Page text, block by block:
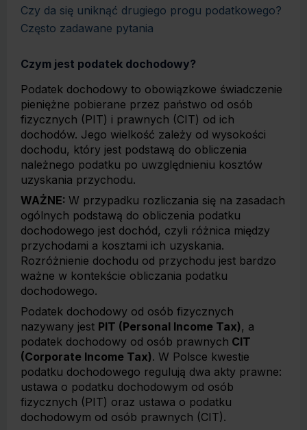
Czy da się uniknąć drugiego progu podatkowego?
Często zadawane pytania
Czym jest podatek dochodowy?
Podatek dochodowy to obowiązkowe świadczenie
pieniężne pobierane przez państwo od osób
fizycznych (PIT) i prawnych (CIT) od ich
dochodów. Jego wielkość zależy od wysokości
dochodu, który jest podstawą do obliczenia
należnego podatku po uwzględnieniu kosztów
uzyskania przychodu.
WAŻNE: W przypadku rozliczania się na zasadach
ogólnych podstawą do obliczenia podatku
dochodowego jest dochód, czyli różnica między
przychodami a kosztami ich uzyskania.
Rozróżnienie dochodu od przychodu jest bardzo
ważne w kontekście obliczania podatku
dochodowego.
Podatek dochodowy od osób fizycznych
nazywany jest PIT (Personal Income Tax), a
podatek dochodowy od osób prawnych CIT
(Corporate Income Tax). W Polsce kwestie
podatku dochodowego regulują dwa akty prawne:
ustawa o podatku dochodowym od osób
fizycznych (PIT) oraz ustawa o podatku
dochodowym od osób prawnych (CIT).